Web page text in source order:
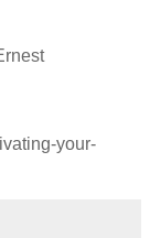
your-